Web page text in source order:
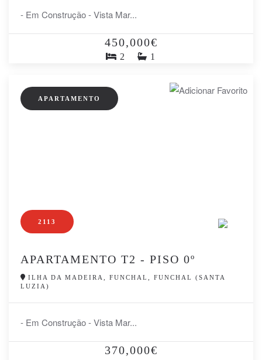
- Em Construção - Vista Mar...
450,000€
2 1
2113
APARTAMENTO
APARTAMENTO T2 - PISO 0º
ILHA DA MADEIRA, FUNCHAL, FUNCHAL (SANTA
LUZIA)
- Em Construção - Vista Mar...
370,000€